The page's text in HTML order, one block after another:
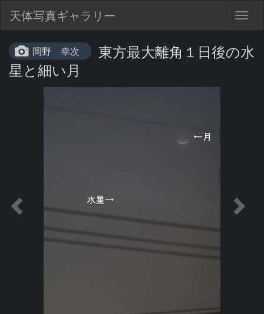
天体写真ギャラリー
岡野 幸次
東方最大離角１日後の水
星と細い月